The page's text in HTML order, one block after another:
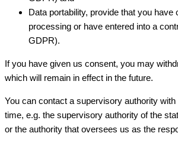
Data portability, provide that you have
processing or have entered into a
GDPR).
If you have given us consent, you may
which will remain in effect in the future.
You can contact a supervisory authority
time, e.g. the supervisory authority of the
or the authority that oversees us as the